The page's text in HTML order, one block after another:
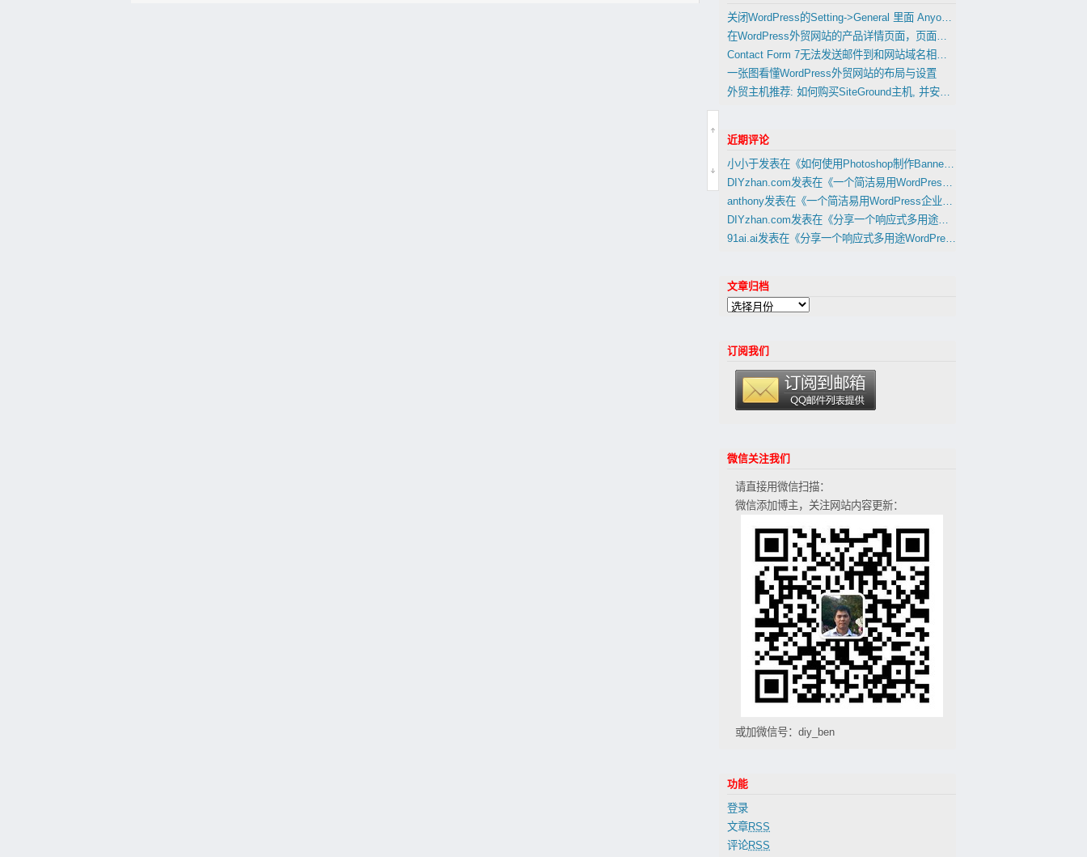
关闭WordPress的Setting->General 里面 Anyone can register 会影响到woocommerce的用户注册功能吗？
在WordPress外贸网站的产品详情页面，页面，文章中插入表格
Contact Form 7无法发送邮件到和网站域名相同的邮箱的解决办法
一张图看懂WordPress外贸网站的布局与设置
外贸主机推荐: 如何购买SiteGround主机, 并安装WordPress(置顶)
近期评论
小小于发表在《如何使用Photoshop制作Banner，Slider幻灯片图片
DIYzhan.com发表在《一个简洁易用WordPress企业网站主题1天建外贸B2B网站教程(置顶)
anthony发表在《一个简洁易用WordPress企业网站主题1天建外贸B2B网站教程(置顶)
DIYzhan.com发表在《分享一个响应式多用途WordPress外贸建站主題(适合外贸B2C网站,B2B网站)
91ai.ai发表在《分享一个响应式多用途WordPress外贸建站主題(适合外贸B2C网站,B2B网站)
文章归档
订阅我们
微信关注我们
请直接用微信扫描：
微信添加博主，关注网站内容更新：
或加微信号：diy_ben
功能
登录
文章RSS
评论RSS